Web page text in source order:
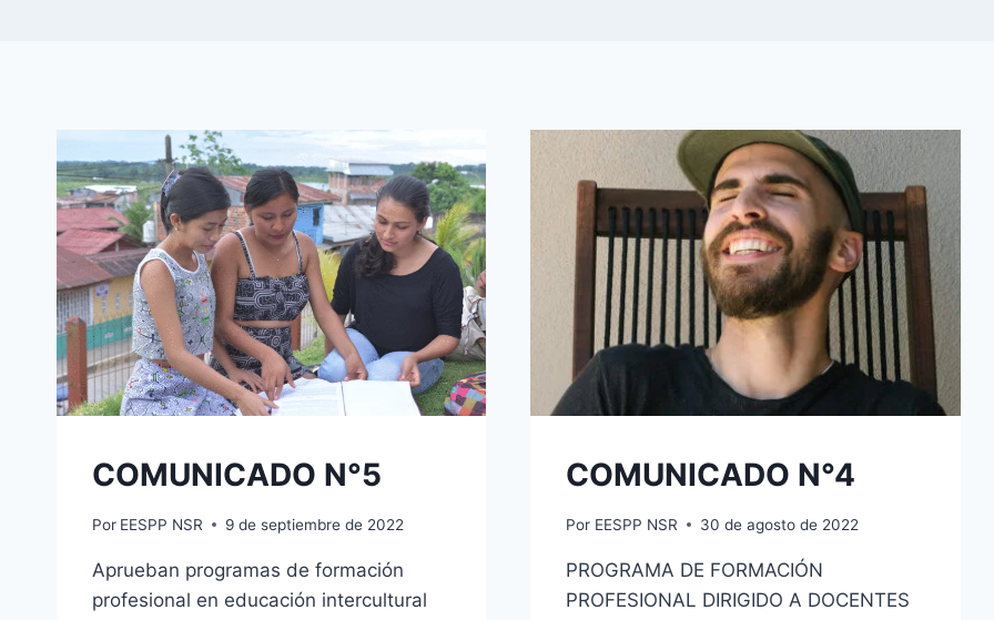
COMUNICADO N°5
Por EESPP NSR 9 de septiembre de 2022
Aprueban programas de formación
profesional en educación intercultural
COMUNICADO N°4
Por EESPP NSR 30 de agosto de 2022
PROGRAMA DE FORMACIÓN
PROFESIONAL DIRIGIDO A DOCENTES